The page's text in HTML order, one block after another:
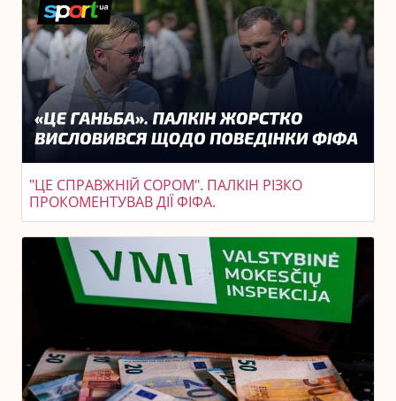
"ЦЕ СПРАВЖНІЙ СОРОМ". ПАЛКІН РІЗКО
ПРОКОМЕНТУВАВ ДІЇ ФІФА.